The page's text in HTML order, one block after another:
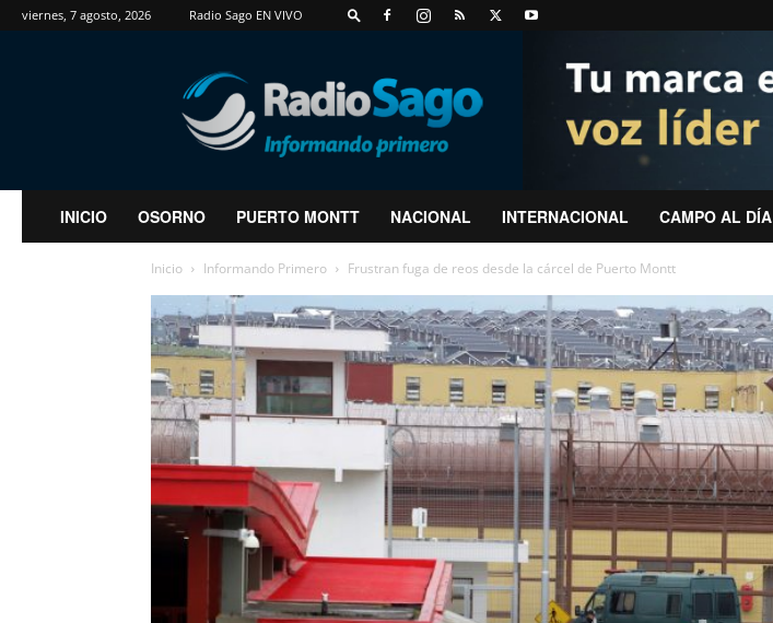
viernes, 7 agosto, 2026 Radio Sago EN VIVO
RadioSago
INICIO OSORNO PUERTO MONTT NACIONAL INTERNACIONAL CAMPO AL DÍA
Inicio Informando Primero Frustran fuga de reos desde la cárcel de Puerto Montt